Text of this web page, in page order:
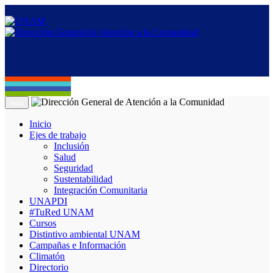
Inicio
Ejes de trabajo
Inclusión
Salud
Seguridad
Sustentabilidad
Integración Comunitaria
UNAPDI
#TuRed UNAM
Cursos
Distintivo ambiental UNAM
Campañas e Información
Climatón
Directorio